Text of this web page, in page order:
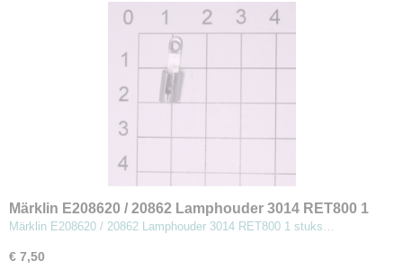
Märklin E208620 / 20862 Lamphouder 3014 RET800 1
stuks (MBT8)
Märklin E208620 / 20862 Lamphouder 3014 RET800 1 stuks…
€ 7,50